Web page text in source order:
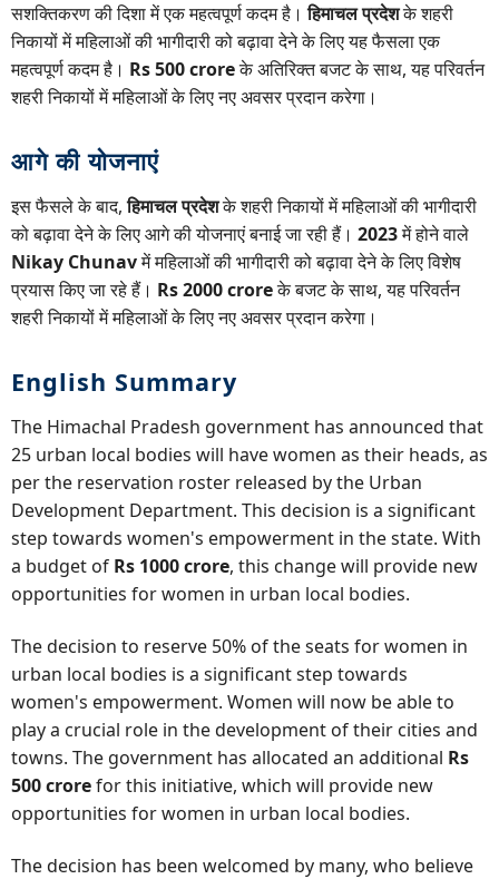
सशक्तिकरण की दिशा में एक महत्वपूर्ण कदम है।हिमाचल प्रदेशके शहरी
निकायों में महिलाओं की भागीदारी को बढ़ावा देने के लिए यह फैसला एक
महत्वपूर्ण कदम है। Rs 500 croreके अतिरिक्त बजट के साथ, यह परिवर्तन
शहरी निकायों में महिलाओं के लिए नए अवसर प्रदान करेगा।
आगे की योजनाएं
इस फैसले के बाद,हिमाचल प्रदेशके शहरी निकायों में महिलाओं की भागीदारी
को बढ़ावा देने के लिए आगे की योजनाएं बनाई जा रही हैं। 2023में होने वाले
Nikay Chunavमें महिलाओं की भागीदारी को बढ़ावा देने के लिए विशेष
प्रयास किए जा रहे हैं। Rs 2000 croreके बजट के साथ, यह परिवर्तन
शहरी निकायों में महिलाओं के लिए नए अवसर प्रदान करेगा।
English Summary
The Himachal Pradesh government has announced that
25 urban local bodies will have women as their heads, as
per the reservation roster released by the Urban
Development Department. This decision is a significant
step towards women's empowerment in the state. With
a budget of Rs 1000 crore, this change will provide new
opportunities for women in urban local bodies.
The decision to reserve 50% of the seats for women in
urban local bodies is a significant step towards
women's empowerment. Women will now be able to
play a crucial role in the development of their cities and
towns. The government has allocated an additional Rs
500 crorefor this initiative, which will provide new
opportunities for women in urban local bodies.
The decision has been welcomed by many, who believe